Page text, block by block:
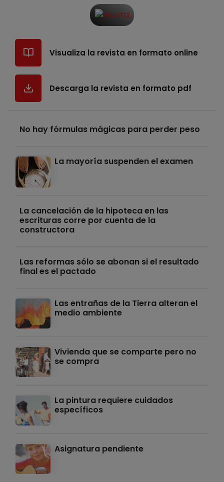
Visualiza la revista en formato online
Descarga la revista en formato pdf
No hay fórmulas mágicas para perder peso
La mayoría suspenden el examen
La cancelación de la hipoteca en las
escrituras corre por cuenta de la
constructora
Las reformas sólo se abonan si el resultado
final es el pactado
Las entrañas de la Tierra alteran el
medio ambiente
Vivienda que se comparte pero no
se compra
La pintura requiere cuidados
específicos
Asignatura pendiente